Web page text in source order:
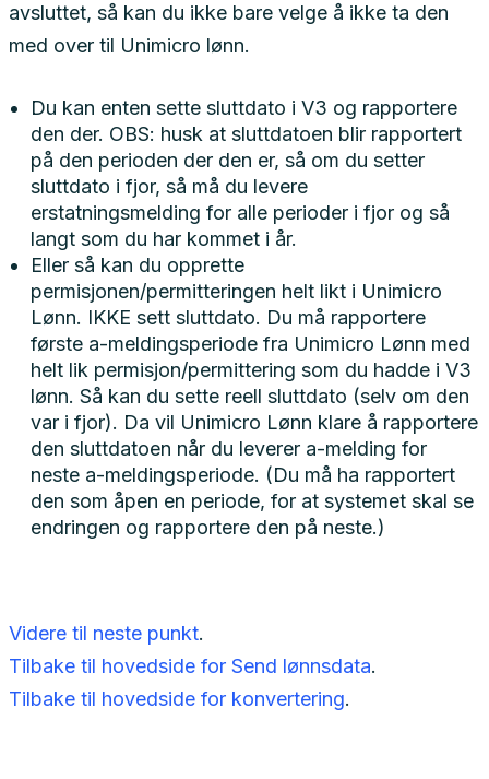
avsluttet, så kan du ikke bare velge å ikke ta den
med over til Unimicro lønn.
Du kan enten sette sluttdato i V3 og rapportere
den der. OBS: husk at sluttdatoen blir rapportert
på den perioden der den er, så om du setter
sluttdato i fjor, så må du levere
erstatningsmelding for alle perioder i fjor og så
langt som du har kommet i år.
Eller så kan du opprette
permisjonen/permitteringen helt likt i Unimicro
Lønn. IKKE sett sluttdato. Du må rapportere
første a-meldingsperiode fra Unimicro Lønn med
helt lik permisjon/permittering som du hadde i V3
lønn. Så kan du sette reell sluttdato (selv om den
var i fjor). Da vil Unimicro Lønn klare å rapportere
den sluttdatoen når du leverer a-melding for
neste a-meldingsperiode. (Du må ha rapportert
den som åpen en periode, for at systemet skal se
endringen og rapportere den på neste.)
Videre til neste punkt.
Tilbake til hovedside for Send lønnsdata.
Tilbake til hovedside for konvertering.